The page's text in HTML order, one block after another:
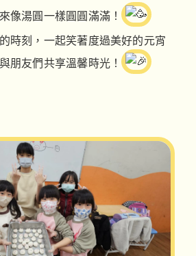
像湯圓一樣圓圓滿滿！
時刻，一起笑著度過美好的元宵
朋友們共享溫馨時光！